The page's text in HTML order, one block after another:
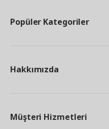
Popüler Kategoriler
Hakkımızda
Müşteri Hizmetleri